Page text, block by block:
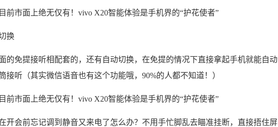
换
的免提接听相配套的，还有自动切换，在免提的情况下直接拿起手机就能自动
接听（其实微信语音也有这个功能哦，90%的人都不知道！）
开会前忘记调到静音又来电了怎么办？不用手忙脚乱去瞄准挂断，直接捂住屏